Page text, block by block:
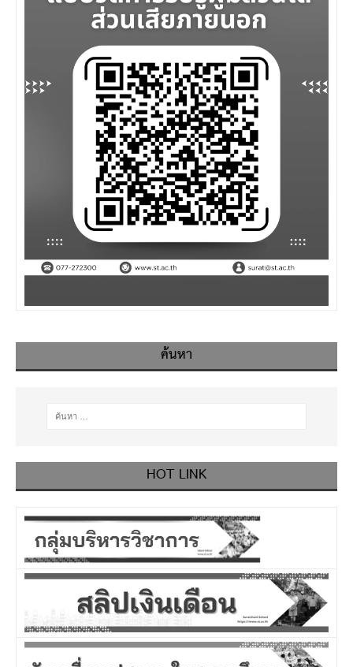
ค้นหา
HOT LINK